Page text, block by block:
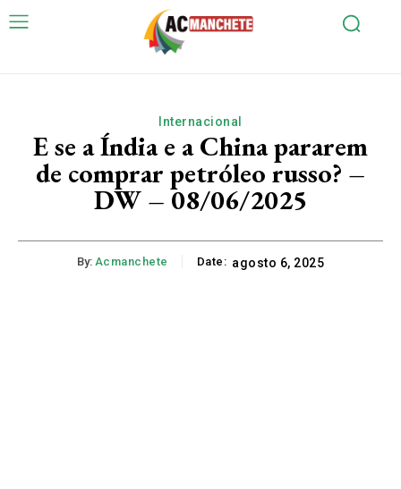
Internacional
E se a Índia e a China pararem
de comprar petróleo russo? –
DW – 08/06/2025
By: Acmanchete Date: agosto 6, 2025